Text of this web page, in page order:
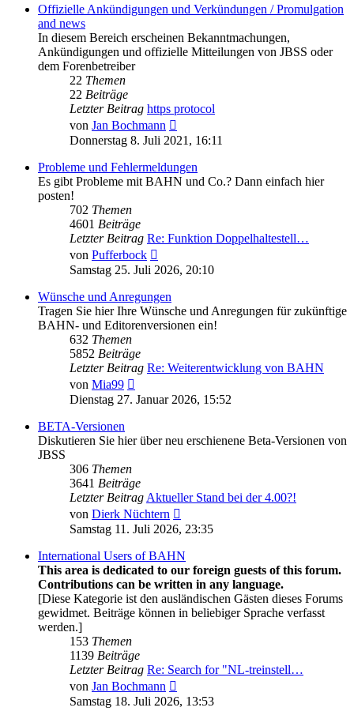
Offizielle Ankündigungen und Verkündungen / Promulgation
and news
In diesem Bereich erscheinen Bekanntmachungen,
Ankündigungen und offizielle Mitteilungen von JBSS oder
dem Forenbetreiber
22 Themen
22 Beiträge
Letzter Beitrag https protocol
von Jan Bochmann
Beitrag
Donnerstag 8. Juli 2021, 16:11
Probleme und Fehlermeldungen
Es gibt Probleme mit BAHN und Co.? Dann einfach hier
posten!
702 Themen
4601 Beiträge
Letzter Beitrag Re: Funktion Doppelhaltestell…
von Pufferbock
Beitrag
Samstag 25. Juli 2026, 20:10
Wünsche und Anregungen
Tragen Sie hier Ihre Wünsche und Anregungen für zukünftige
BAHN- und Editorenversionen ein!
632 Themen
5852 Beiträge
Letzter Beitrag Re: Weiterentwicklung von BAHN
von Mia99
Beitrag
Dienstag 27. Januar 2026, 15:52
BETA-Versionen
Diskutieren Sie hier über neu erschienene Beta-Versionen von
JBSS
306 Themen
3641 Beiträge
Letzter BeitragAktueller Stand bei der 4.00?!
von Dierk Nüchtern
Beitrag
Samstag 11. Juli 2026, 23:35
International Users of BAHN
This area is dedicated to our foreign guests of this forum.
Contributions can be written in any language.
[Diese Kategorie ist den ausländischen Gästen dieses Forums
gewidmet. Beiträge können in beliebiger Sprache verfasst
werden.]
153 Themen
1139 Beiträge
Letzter Beitrag Re: Search for "NL-treinstell…
von Jan Bochmann
Beitrag
Samstag 18. Juli 2026, 13:53